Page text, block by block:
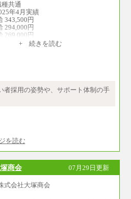
共通
年4月実績
343,500円
294,000円
269,000円
給与に変更はございません
+ 続きを読む
者採用の姿勢や、サポート体制の手
を読む
商会 07月29日更新